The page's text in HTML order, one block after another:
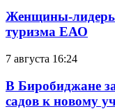
Женщины-лидеры
туризма ЕАО
7 августа 16:24
В Биробиджане
садов к новому